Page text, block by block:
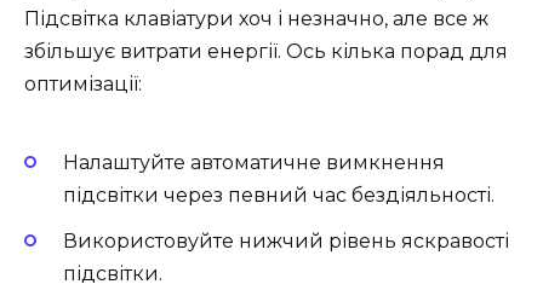
Підсвітка клавіатури хоч і незначно, але все ж
збільшує витрати енергії. Ось кілька порад для
оптимізації:
Налаштуйте автоматичне вимкнення
підсвітки через певний час бездіяльності.
Використовуйте нижчий рівень яскравості
підсвітки.